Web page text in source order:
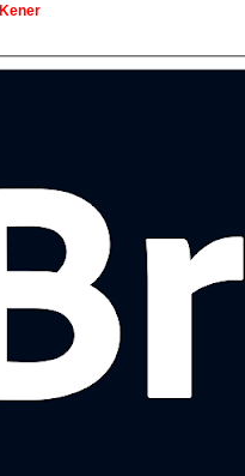
Kener